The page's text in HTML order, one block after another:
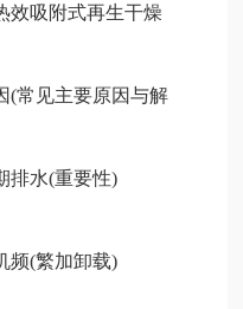
效吸附式再生干燥
(常见主要原因与解
排水(重要性)
频(繁加卸载)